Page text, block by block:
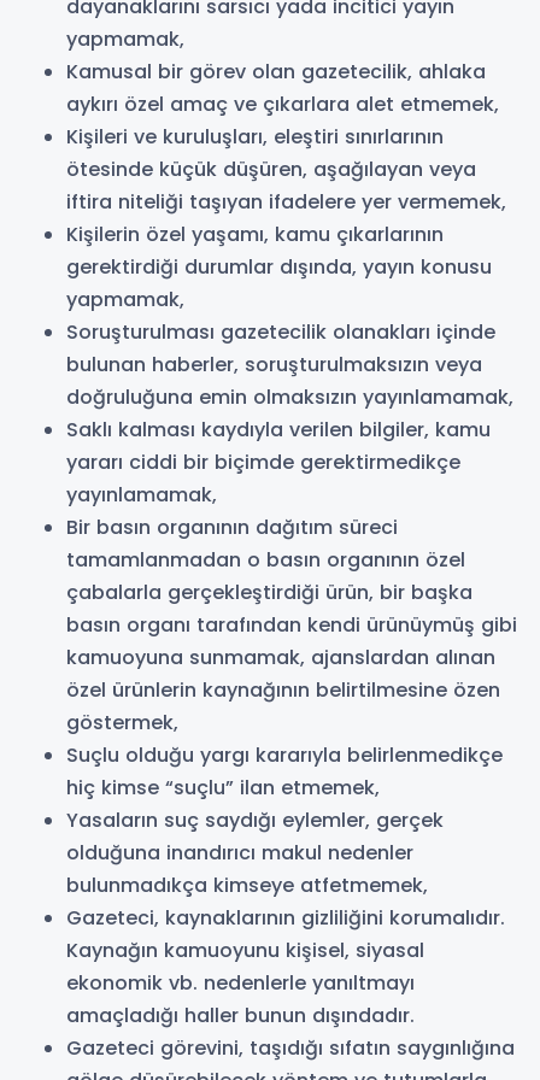
dayanaklarını sarsıcı yada incitici yayın
yapmamak,
Kamusal bir görev olan gazetecilik, ahlaka
aykırı özel amaç ve çıkarlara alet etmemek,
Kişileri ve kuruluşları, eleştiri sınırlarının
ötesinde küçük düşüren, aşağılayan veya
iftira niteliği taşıyan ifadelere yer vermemek,
Kişilerin özel yaşamı, kamu çıkarlarının
gerektirdiği durumlar dışında, yayın konusu
yapmamak,
Soruşturulması gazetecilik olanakları içinde
bulunan haberler, soruşturulmaksızın veya
doğruluğuna emin olmaksızın yayınlamamak,
Saklı kalması kaydıyla verilen bilgiler, kamu
yararı ciddi bir biçimde gerektirmedikçe
yayınlamamak,
Bir basın organının dağıtım süreci
tamamlanmadan o basın organının özel
çabalarla gerçekleştirdiği ürün, bir başka
basın organı tarafından kendi ürünüymüş gibi
kamuoyuna sunmamak, ajanslardan alınan
özel ürünlerin kaynağının belirtilmesine özen
göstermek,
Suçlu olduğu yargı kararıyla belirlenmedikçe
hiç kimse “suçlu” ilan etmemek,
Yasaların suç saydığı eylemler, gerçek
olduğuna inandırıcı makul nedenler
bulunmadıkça kimseye atfetmemek,
Gazeteci, kaynaklarının gizliliğini korumalıdır.
Kaynağın kamuoyunu kişisel, siyasal
ekonomik vb. nedenlerle yanıltmayı
amaçladığı haller bunun dışındadır.
Gazeteci görevini, taşıdığı sıfatın saygınlığına